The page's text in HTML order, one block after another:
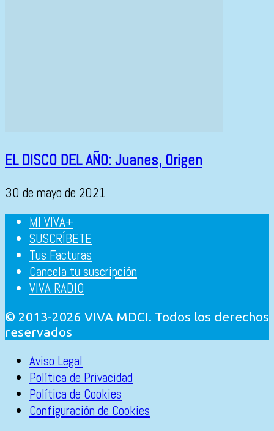
EL DISCO DEL AÑO: Juanes, Origen
30 de mayo de 2021
MI VIVA+
SUSCRÍBETE
Tus Facturas
Cancela tu suscripción
VIVA RADIO
© 2013-2026 VIVA MDCI. Todos los derechos
reservados
Aviso Legal
Política de Privacidad
Política de Cookies
Configuración de Cookies